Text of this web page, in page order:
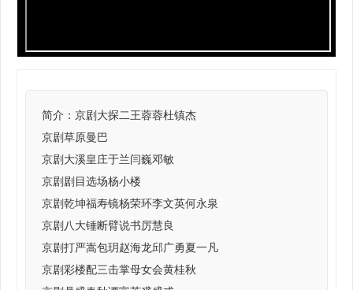
简介： 京剧大探二王蓉蓉杜镇杰
京剧草原曼巴
京剧大溪皇庄于兰闫巍邓敏
京剧剧目选场杨小楼
京剧乾坤福寿镜杨荣环李文英何永泉
京剧八大锤断臂说书厉慧良
京剧打严嵩包玥赵海龙邱广勇夏一凡
京剧彩楼配三击掌母女会黄桂秋